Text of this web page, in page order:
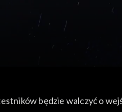
będzie walczyć o